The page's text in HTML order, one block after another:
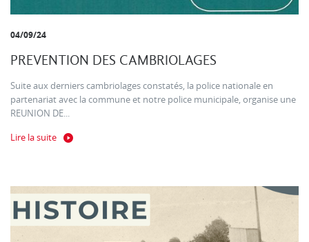
04/09/24
PREVENTION DES CAMBRIOLAGES
Suite aux derniers cambriolages constatés, la police nationale en
partenariat avec la commune et notre police municipale, organise une
REUNION DE...
Lire la suite